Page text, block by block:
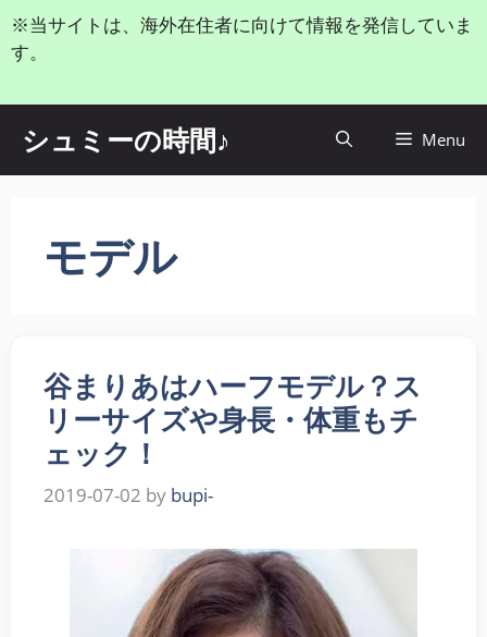
コ
ン
テ
ス
※当サイトは、海外在住者に向けて情報を発信していま
す。
シュミーの時間♪ Menu
モデル
谷まりあはハーフモデル？ス
リーサイズや身長・体重もチ
ェック！
2019-07-02 by bupi-